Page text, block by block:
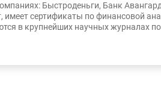
Быстроденьги, Банк
имеет сертификаты по финансовой
в крупнейших научных журналах